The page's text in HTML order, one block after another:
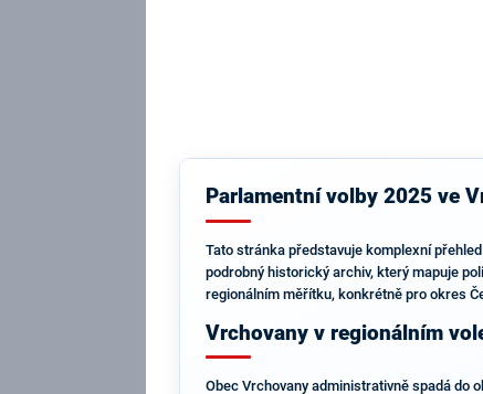
Parlamentní volby 2025 ve
Tato stránka představuje komplexní
podrobný historický archiv, který mapuje
regionálním měřítku, konkrétně pro okres
Vrchovany v regionálním
Obec Vrchovany administrativně spadá do